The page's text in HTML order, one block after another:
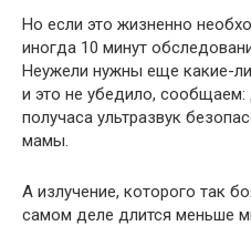
Но если это жизненно
иногда 10 минут
Неужели нужны еще какие-
и это не убедило, сообщаем:
получаса ультразвук
мамы.
А излучение, которого так
самом деле длится меньше